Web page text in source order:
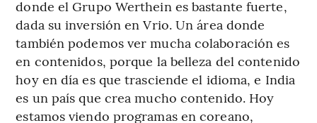
donde el Grupo Werthein es bastante fuerte,
dada su inversión en Vrio. Un área donde
también podemos ver mucha colaboración es
en contenidos, porque la belleza del contenido
hoy en día es que trasciende el idioma, e India
es un país que crea mucho contenido. Hoy
estamos viendo programas en coreano,